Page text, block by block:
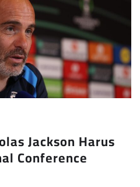
Jackson Harus
Conference